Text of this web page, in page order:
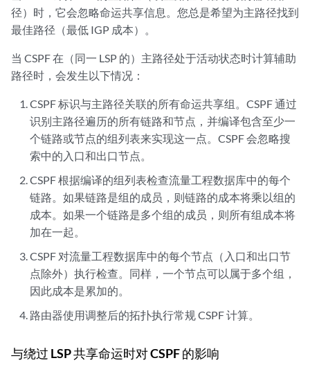
径）时，它会忽略命运共享信息。您总是希望为主路径找到
最佳路径（最低 IGP 成本）。
当 CSPF 在（同一 LSP 的）主路径处于活动状态时计算辅助
路径时，会发生以下情况：
CSPF 标识与主路径关联的所有命运共享组。CSPF 通过
识别主路径遍历的所有链路和节点，并编译包含至少一
个链路或节点的组列表来实现这一点。CSPF 会忽略搜
索中的入口和出口节点。
CSPF 根据编译的组列表检查流量工程数据库中的每个
链路。如果链路是组的成员，则链路的成本将乘以组的
成本。如果一个链路是多个组的成员，则所有组成本将
加在一起。
CSPF 对流量工程数据库中的每个节点（入口和出口节
点除外）执行检查。同样，一个节点可以属于多个组，
因此成本是累加的。
路由器使用调整后的拓扑执行常规 CSPF 计算。
与绕过 LSP 共享命运时对 CSPF 的影响